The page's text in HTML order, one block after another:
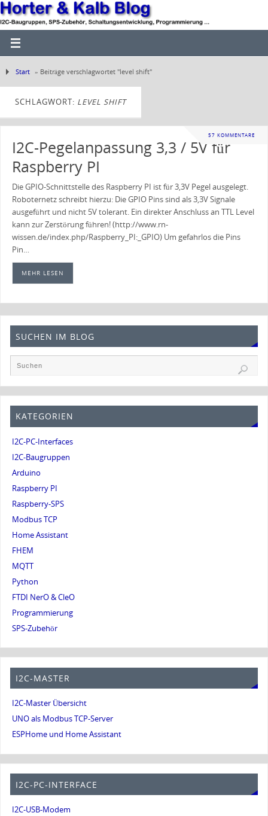
Start » Beiträge verschlagwortet "level shift"
SCHLAGWORT: LEVEL SHIFT
57 KOMMENTARE
I2C-Pegelanpassung 3,3 / 5V für
Raspberry PI
Die GPIO-Schnittstelle des Raspberry PI ist für 3,3V Pegel ausgelegt.
Roboternetz schreibt hierzu: Die GPIO Pins sind als 3,3V Signale
ausgeführt und nicht 5V tolerant. Ein direkter Anschluss an TTL Level
kann zur Zerstörung führen! (http://www.rn-
wissen.de/index.php/Raspberry_PI:_GPIO) Um gefahrlos die Pins
Pin…
MEHR LESEN
SUCHEN IM BLOG
KATEGORIEN
I2C-PC-Interfaces
I2C-Baugruppen
Arduino
Raspberry PI
Raspberry-SPS
Modbus TCP
Home Assistant
FHEM
MQTT
Python
FTDI NerO & CleO
Programmierung
SPS-Zubehör
I2C-MASTER
I2C-Master Übersicht
UNO als Modbus TCP-Server
ESPHome und Home Assistant
I2C-PC-INTERFACE
I2C-USB-Modem